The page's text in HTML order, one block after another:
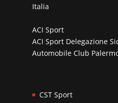
Italia
ACI Sport
ACI Sport Delegazione
Automobile Club
CST Sport